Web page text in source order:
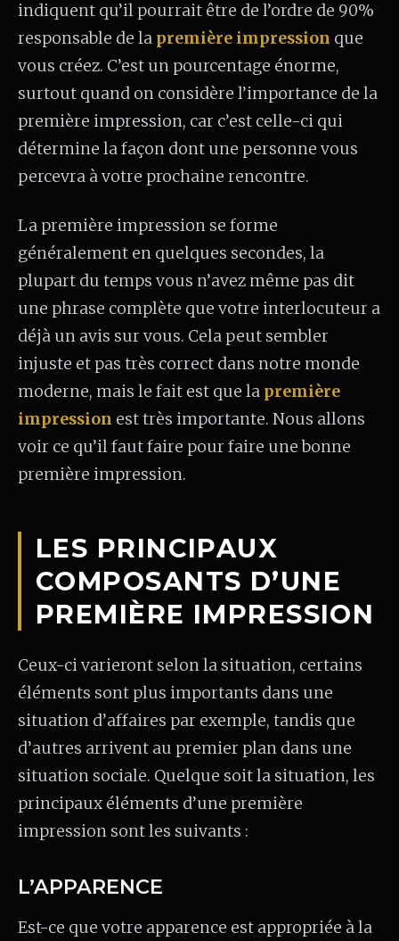
indiquent qu’il pourrait être de l’ordre de 90%
responsable de la première impression que
vous créez. C’est un pourcentage énorme,
surtout quand on considère l’importance de la
première impression, car c’est celle-ci qui
détermine la façon dont une personne vous
percevra à votre prochaine rencontre.
La première impression se forme
généralement en quelques secondes, la
plupart du temps vous n’avez même pas dit
une phrase complète que votre interlocuteur a
déjà un avis sur vous. Cela peut sembler
injuste et pas très correct dans notre monde
moderne, mais le fait est que la première
impression est très importante. Nous allons
voir ce qu’il faut faire pour faire une bonne
première impression.
LES PRINCIPAUX
COMPOSANTS D’UNE
PREMIÈRE IMPRESSION
Ceux-ci varieront selon la situation, certains
éléments sont plus importants dans une
situation d’affaires par exemple, tandis que
d’autres arrivent au premier plan dans une
situation sociale. Quelque soit la situation, les
principaux éléments d’une première
impression sont les suivants :
L’APPARENCE
Est-ce que votre apparence est appropriée à la